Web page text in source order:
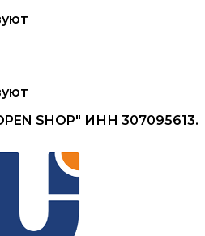
SHOP" ИНН 307095613.